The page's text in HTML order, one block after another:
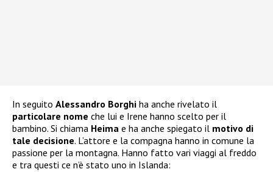
In seguito Alessandro Borghi ha anche rivelato il
particolare nome che lui e Irene hanno scelto per il
bambino. Si chiama Heima e ha anche spiegato il motivo di
tale decisione. L’attore e la compagna hanno in comune la
passione per la montagna. Hanno fatto vari viaggi al freddo
e tra questi ce n’è stato uno in Islanda: